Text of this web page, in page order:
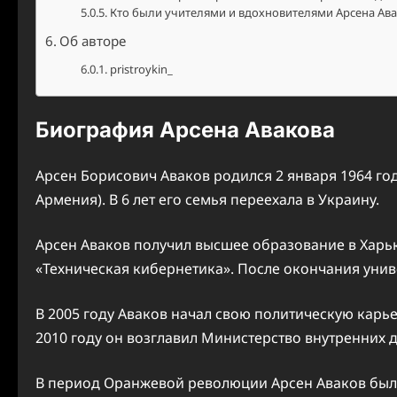
Кто были учителями и вдохновителями Арсена
Об авторе
pristroykin_
Биография Арсена Авакова
Арсен Борисович Аваков родился 2 января 1964
Армения). В 6 лет его семья переехала в Украину.
Арсен Аваков получил высшее образование в
«Техническая кибернетика». После окончания
В 2005 году Аваков начал свою политическую
2010 году он возглавил Министерство
В период Оранжевой революции Арсен Аваков